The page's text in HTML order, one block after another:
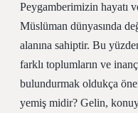
Peygamberimizin hayatı
Müslüman dünyasında
alanına sahiptir. Bu
farklı toplumların ve
bulundurmak oldukça
yemiş midir? Gelin,